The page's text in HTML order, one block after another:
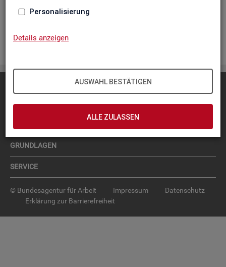
Personalisierung
Details anzeigen
AUSWAHL BESTÄTIGEN
ALLE ZULASSEN
Beschäftigung, Betriebe / Betriebsgröße, Pendler und weitere
empfehlen
TOP-PRODUKTE
GRUNDLAGEN
SERVICE
© Bundesagentur für Arbeit Impressum
Datenschutz
Erklärung zur Barrierefreiheit